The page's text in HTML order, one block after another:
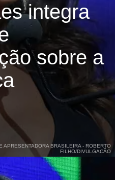
integra
sobre a
APRESENTADORA BRASILEIRA - ROBERTO
FILHO/DIVULGACÃO